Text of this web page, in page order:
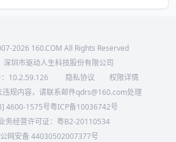
2026 160.COM All Rights Reserved
深圳市驱动人生科技股份有限公司
10.2.59.126 隐私协议
权限详情
规内容，请联系邮件qdrs@160.com处理
4600-1575号粤ICP备10036742号
务经营许可证：粤B2-20110534
网安备 44030502007377号